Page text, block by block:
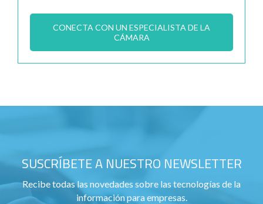
CONECTA CON UN ESPECIALISTA DE LA
CÁMARA
SUSCRÍBETE A NUESTRO NEWSLETTER
Recibe todas las novedades sobre las tecnologías de la
información para empresas.